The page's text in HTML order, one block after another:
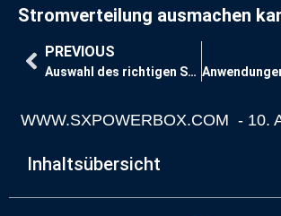
Stromverteilung ausmachen
PREVIOUS
Auswahl des richtigen Stromverteilerkastens für Ihre Veranstaltung
WWW.SXPOWERBOX.COM - 10.
Inhaltsübersicht